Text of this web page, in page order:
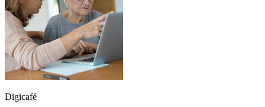
Digicafé